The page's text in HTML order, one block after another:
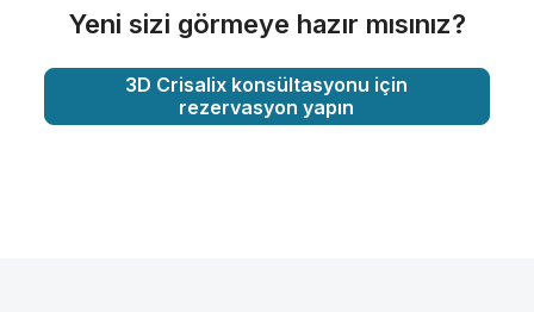
Yeni sizi görmeye hazır mısınız?
3D Crisalix konsültasyonu için
rezervasyon yapın